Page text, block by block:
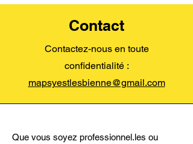
Contact
Contactez-nous en toute
confidentialité :
mapsyestlesbienne@gmail.com
Que vous soyez professionnel.les ou